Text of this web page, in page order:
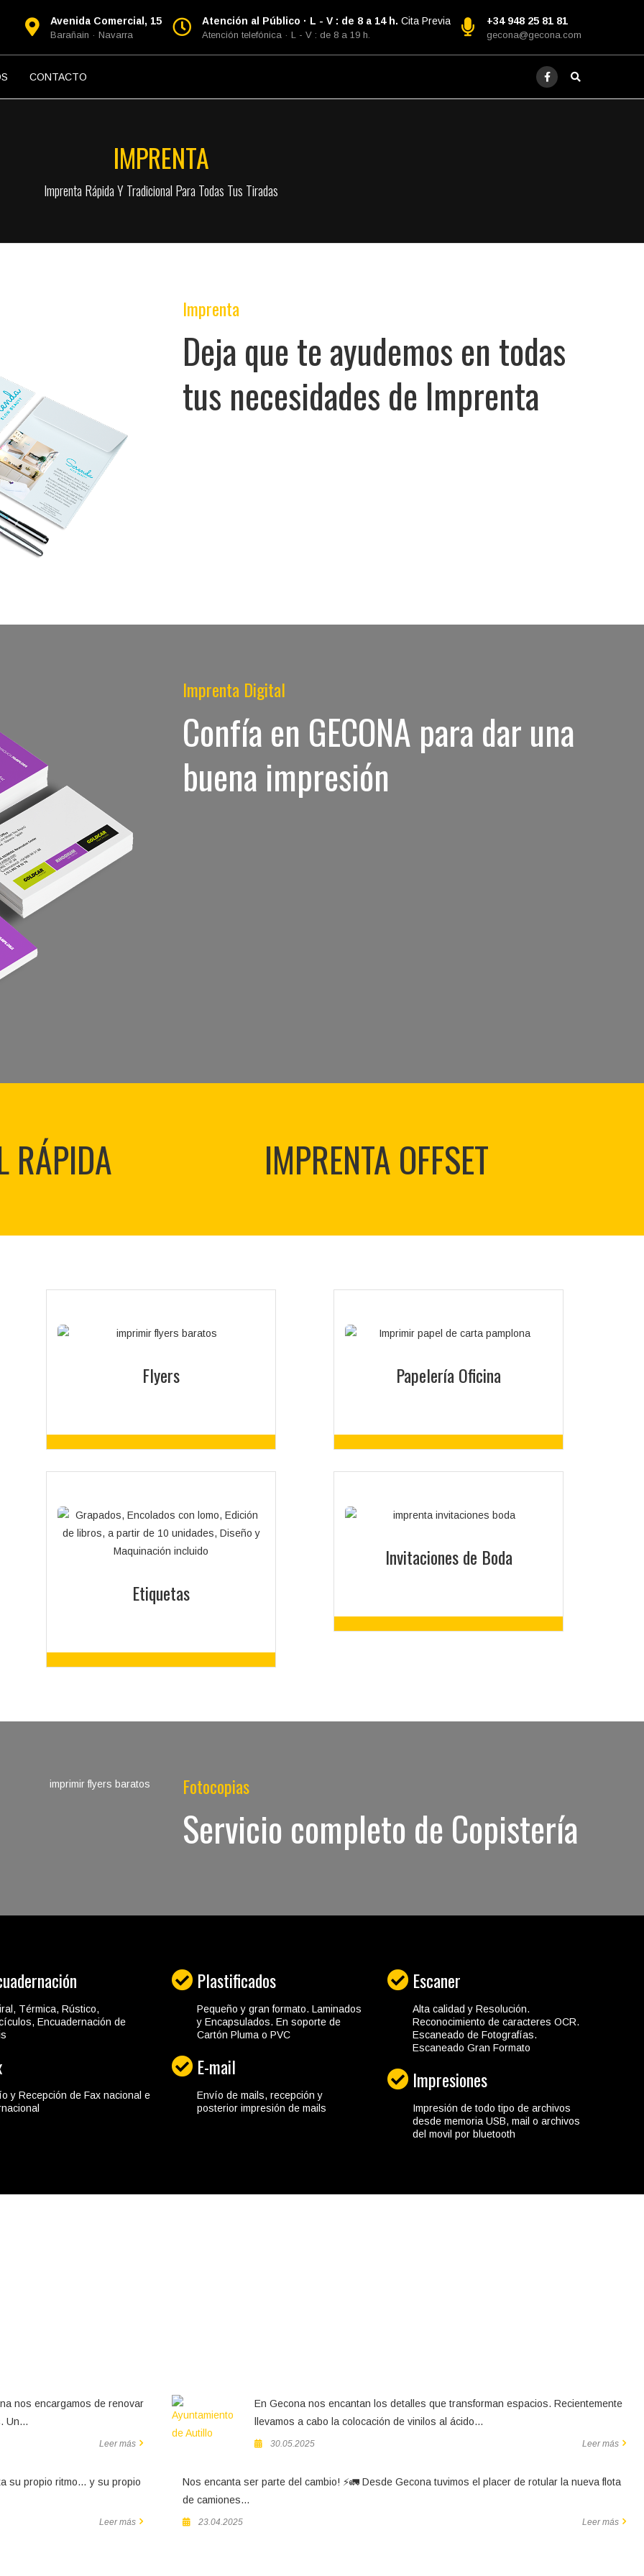
Avenida Comercial, 15
Barañain · Navarra
Atención al Público · L - V : de 8 a 14 h. Cita Previa
Atención telefónica · L - V : de 8 a 19 h.
+34 948 25 81 81
gecona@gecona.com
CONTACTO
IMPRENTA
Imprenta Rápida Y Tradicional Para Todas Tus Tiradas
Imprenta
Deja que te ayudemos en todas
tus necesidades de Imprenta
Imprenta Digital
Confía en GECONA para dar una
buena impresión
RÁPIDA IMPRENTA OFFSET
Flyers
Distintos tipos de papeles y grosores para la
impresión de Flyers. Pequeña y gran tirada.
Preparado en 24 horas.
Flyers
Etiquetas
metalizadas, Sin cantidad mínima, En bobina
Etiquetas
Papelería Oficina
Sellos de Caucho, Papel de Carta, Sobres,
personalizados
Invitaciones de Boda
Fotocopias
Servicio completo de Copistería
Térmica, Rústico,
Encuadernación de
y Recepción de Fax nacional e
Plastificados
Pequeño y gran formato. Laminados
y Encapsulados. En soporte de
Cartón Pluma o PVC
E-mail
Envío de mails, recepción y
posterior impresión de mails
Escaner
Alta calidad y Resolución.
Reconocimiento de caracteres OCR.
Escaneado de Fotografías.
Escaneado Gran Formato
Impresiones
Impresión de todo tipo de archivos
desde memoria USB, mail o archivos
del movil por bluetooth
nos encargamos de renovar
Un...
Leer más
En Gecona nos encantan los detalles que transforman espacios. Recientemente
llevamos a cabo la colocación de vinilos al ácido...
30.05.2025 Leer más
su propio ritmo… y su propio
Leer más
Nos encanta ser parte del cambio! ⚡🚛 Desde Gecona tuvimos el placer de rotular la nueva flota
de camiones...
23.04.2025 Leer más